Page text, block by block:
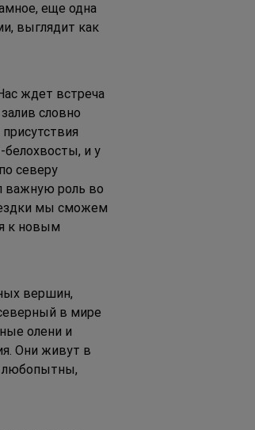
еще одна
выглядит как
ждет встреча
словно
и у
северу
важную роль во
мы сможем
к новым
вершин,
в мире
олени и
Они живут в
любопытны,